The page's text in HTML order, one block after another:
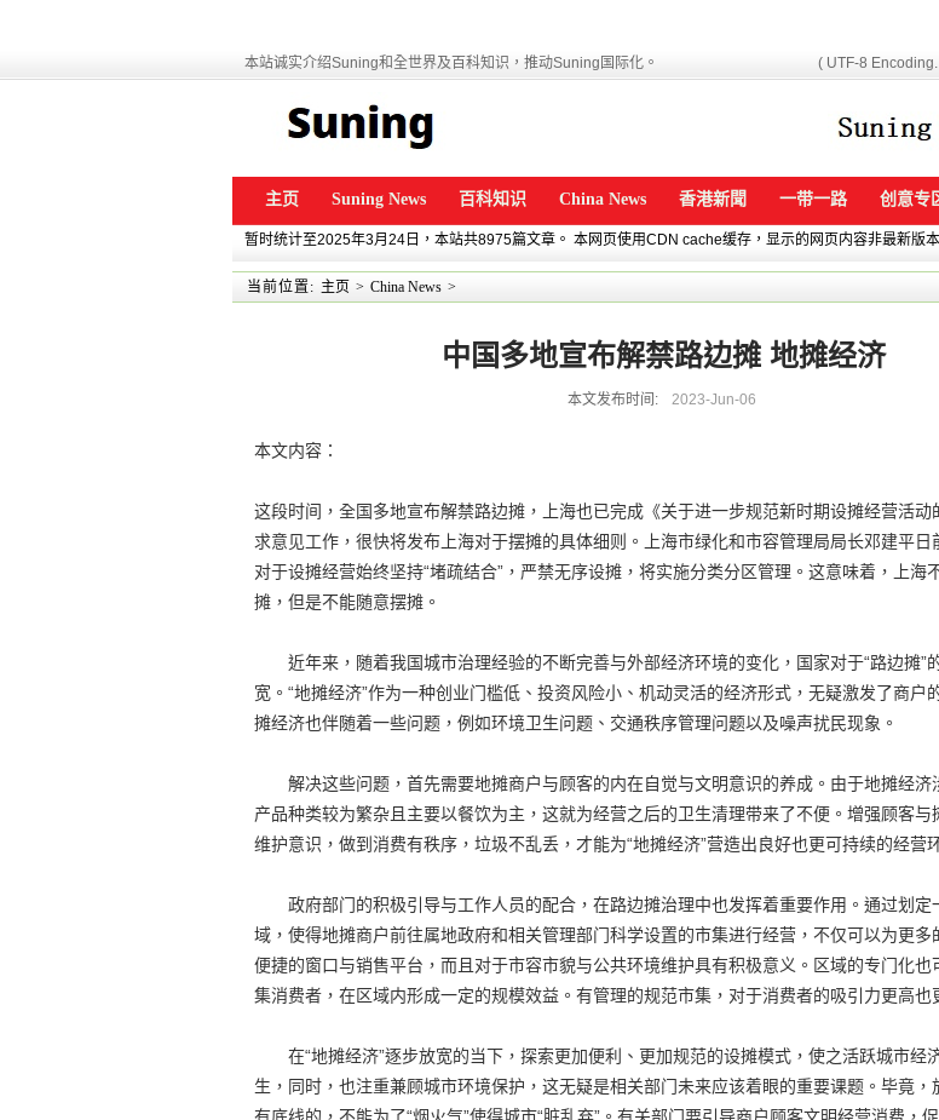
本站诚实介绍Suning和全世界及百科知识，推动Suning国际化。 ( UTF-8
主页 Suning News 百科知识 China News 香港新聞 一带一路 创意专
暂时统计至2025年3月24日，本站共8975篇文章。 本网页使用CDN cache缓存，显示的网页内容非最新版本
当前位置: 主页 > China News >
中国多地宣布解禁路边摊 地摊经济
本文发布时间: 2023-Jun-06
本文内容：
这段时间，全国多地宣布解禁路边摊，上海也已完成《关于进一步规范新时期设摊经营活动
求意见工作，很快将发布上海对于摆摊的具体细则。上海市绿化和市容管理局局长邓建平日
对于设摊经营始终坚持“堵疏结合”，严禁无序设摊，将实施分类分区管理。这意味着，上海
摊，但是不能随意摆摊。
近年来，随着我国城市治理经验的不断完善与外部经济环境的变化，国家对于“路边摊”
宽。“地摊经济”作为一种创业门槛低、投资风险小、机动灵活的经济形式，无疑激发了商户
摊经济也伴随着一些问题，例如环境卫生问题、交通秩序管理问题以及噪声扰民现象。
解决这些问题，首先需要地摊商户与顾客的内在自觉与文明意识的养成。由于地摊经济
产品种类较为繁杂且主要以餐饮为主，这就为经营之后的卫生清理带来了不便。增强顾客与
维护意识，做到消费有秩序，垃圾不乱丢，才能为“地摊经济”营造出良好也更可持续的经营
政府部门的积极引导与工作人员的配合，在路边摊治理中也发挥着重要作用。通过划定
域，使得地摊商户前往属地政府和相关管理部门科学设置的市集进行经营，不仅可以为更多
便捷的窗口与销售平台，而且对于市容市貌与公共环境维护具有积极意义。区域的专门化也
集消费者，在区域内形成一定的规模效益。有管理的规范市集，对于消费者的吸引力更高也
在“地摊经济”逐步放宽的当下，探索更加便利、更加规范的设摊模式，使之活跃城市经
生，同时，也注重兼顾城市环境保护，这无疑是相关部门未来应该着眼的重要课题。毕竟，